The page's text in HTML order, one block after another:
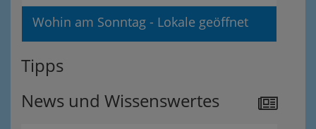
Wohin am Sonntag - Lokale geöffnet
Tipps
News und Wissenswertes